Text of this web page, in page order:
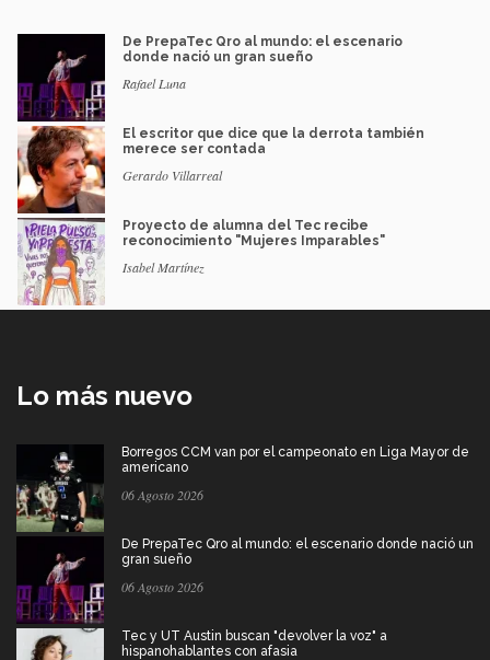
De PrepaTec Qro al mundo: el escenario
donde nació un gran sueño
Rafael Luna
El escritor que dice que la derrota también
merece ser contada
Gerardo Villarreal
Proyecto de alumna del Tec recibe
reconocimiento "Mujeres Imparables"
Isabel Martínez
Lo más nuevo
Borregos CCM van por el campeonato en Liga Mayor de
americano
06 Agosto 2026
De PrepaTec Qro al mundo: el escenario donde nació un
gran sueño
06 Agosto 2026
Tec y UT Austin buscan "devolver la voz" a
hispanohablantes con afasia